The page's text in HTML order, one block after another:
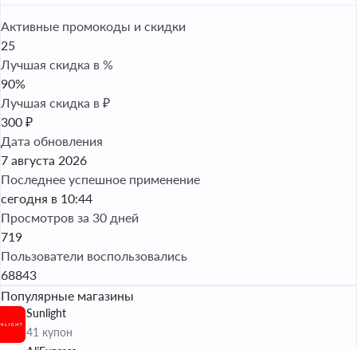
Активные промокоды и скидки
25
Лучшая скидка в %
90%
Лучшая скидка в ₽
300 ₽
Дата обновления
7 августа 2026
Последнее успешное применение
сегодня в 10:44
Просмотров за 30 дней
719
Пользователи воспользовались
68843
Популярные магазины
Sunlight
41 купон